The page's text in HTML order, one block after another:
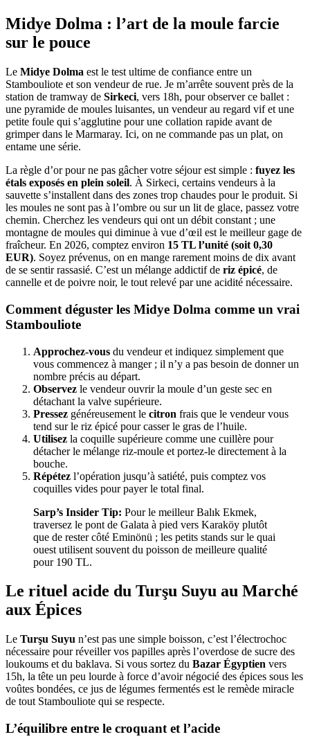
Midye Dolma : l’art de la moule farcie
sur le pouce
Le Midye Dolma est le test ultime de confiance entre un
Stambouliote et son vendeur de rue. Je m’arrête souvent près de la
station de tramway de Sirkeci, vers 18h, pour observer ce ballet :
une pyramide de moules luisantes, un vendeur au regard vif et une
petite foule qui s’agglutine pour une collation rapide avant de
grimper dans le Marmaray. Ici, on ne commande pas un plat, on
entame une série.
La règle d’or pour ne pas gâcher votre séjour est simple : fuyez les
étals exposés en plein soleil. À Sirkeci, certains vendeurs à la
sauvette s’installent dans des zones trop chaudes pour le produit. Si
les moules ne sont pas à l’ombre ou sur un lit de glace, passez votre
chemin. Cherchez les vendeurs qui ont un débit constant ; une
montagne de moules qui diminue à vue d’œil est le meilleur gage de
fraîcheur. En 2026, comptez environ 15 TL l’unité (soit 0,30
EUR). Soyez prévenus, on en mange rarement moins de dix avant
de se sentir rassasié. C’est un mélange addictif de riz épicé, de
cannelle et de poivre noir, le tout relevé par une acidité nécessaire.
Comment déguster les Midye Dolma comme un vrai
Stambouliote
Approchez-vous du vendeur et indiquez simplement que
vous commencez à manger ; il n’y a pas besoin de donner un
nombre précis au départ.
Observez le vendeur ouvrir la moule d’un geste sec en
détachant la valve supérieure.
Pressez généreusement le citron frais que le vendeur vous
tend sur le riz épicé pour casser le gras de l’huile.
Utilisez la coquille supérieure comme une cuillère pour
détacher le mélange riz-moule et portez-le directement à la
bouche.
Répétez l’opération jusqu’à satiété, puis comptez vos
coquilles vides pour payer le total final.
Sarp’s Insider Tip: Pour le meilleur Balık Ekmek,
traversez le pont de Galata à pied vers Karaköy plutôt
que de rester côté Eminönü ; les petits stands sur le quai
ouest utilisent souvent du poisson de meilleure qualité
pour 190 TL.
Le rituel acide du Turşu Suyu au Marché
aux Épices
Le Turşu Suyu n’est pas une simple boisson, c’est l’électrochoc
nécessaire pour réveiller vos papilles après l’overdose de sucre des
loukoums et du baklava. Si vous sortez du Bazar Égyptien vers
15h, la tête un peu lourde à force d’avoir négocié des épices sous les
voûtes bondées, ce jus de légumes fermentés est le remède miracle
de tout Stambouliote qui se respecte.
L’équilibre entre le croquant et l’acide